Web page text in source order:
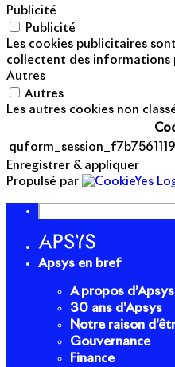
Publicité
Publicité
Les cookies publicitaires
collectent des informations
Autres
Autres
Les autres cookies non
Enregistrer & appliquer
Propulsé par
Apsys en bref
A propos d’Apsys
30 ans d’Apsys
Notre raison
Gouvernance
Finance